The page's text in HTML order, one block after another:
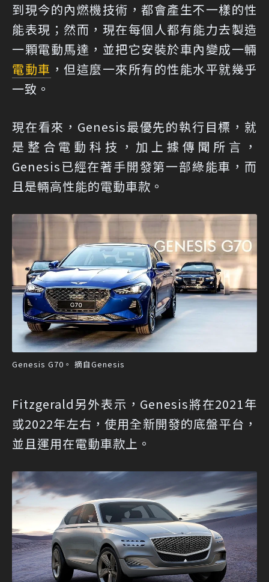
到現今的內燃機技術，都會產生不一樣的性
能表現；然而，現在每個人都有能力去製造
一顆電動馬達，並把它安裝於車內變成一輛
電動車 ，但這麼一來所有的性能水平就幾乎
一致。
現在看來，Genesis最優先的執行目標，就
是整合電動科技，加上據傳聞所言，
Genesis已經在著手開發第一部綠能車，而
且是輛高性能的電動車款。
Genesis G70。 摘自Genesis
Fitzgerald另外表示，Genesis將在2021年
或2022年左右，使用全新開發的底盤平台，
並且運用在電動車款上。